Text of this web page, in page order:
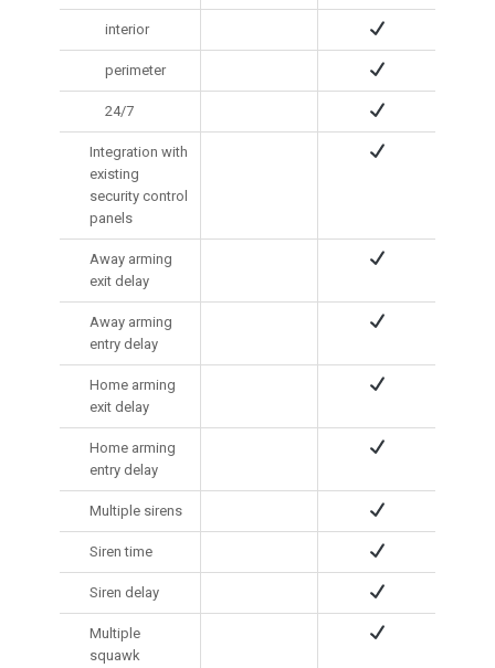
interior
perimeter
24/7
Integration with
existing
security control
panels
Away arming
exit delay
Away arming
entry delay
Home arming
exit delay
Home arming
entry delay
Multiple sirens
Siren time
Siren delay
Multiple
squawk